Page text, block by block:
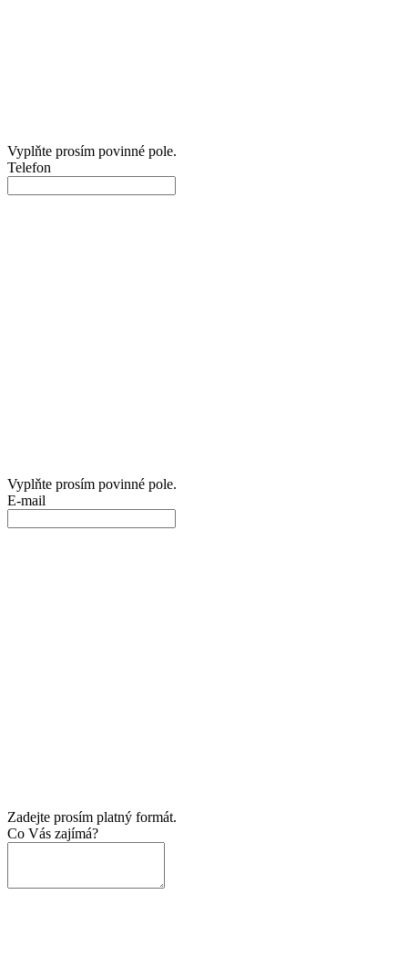
Vyplňte prosím povinné pole.
Telefon
Vyplňte prosím povinné pole.
E-mail
Zadejte prosím platný formát.
Co Vás zajímá?